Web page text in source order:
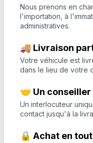
Nous prenons en
l'importation, à
administratives.
🚚 Livraison
Votre véhicule est
dans le lieu de votre
🤝 Un
Un interlocuteur
contact jusqu'à la
🔒 Achat en